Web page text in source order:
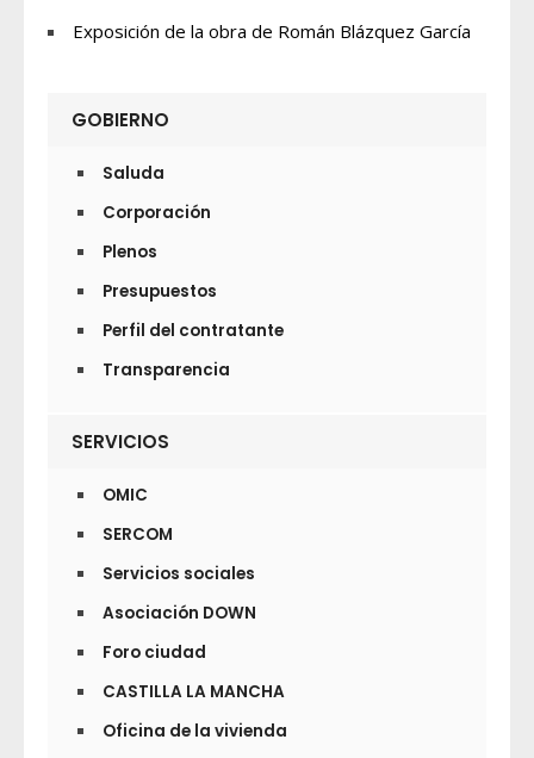
Exposición de la obra de Román Blázquez García
GOBIERNO
Saluda
Corporación
Plenos
Presupuestos
Perfil del contratante
Transparencia
SERVICIOS
OMIC
SERCOM
Servicios sociales
Asociación DOWN
Foro ciudad
CASTILLA LA MANCHA
Oficina de la vivienda